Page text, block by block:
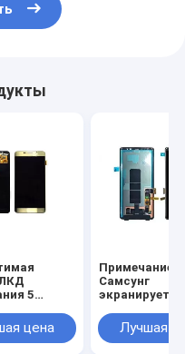
5
цена
Примечание 8
Самсунг
экранирует
замены с
собранием
Лучшая